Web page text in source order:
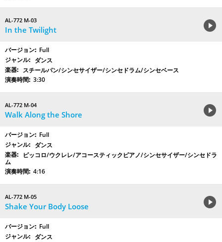
AL-772 M-03
In the Twilight
Full
ダンス
スチールパン/シンセサイザー/シンセドラム/シンセベース
3:30
AL-772 M-04
Walk Along the Shore
Full
ダンス
ピッコロ/ウクレレ/アコースティックピアノ/シンセサイザー/シンセドラ
ム
4:16
AL-772 M-05
Shake Your Body Loose
Full
ダンス